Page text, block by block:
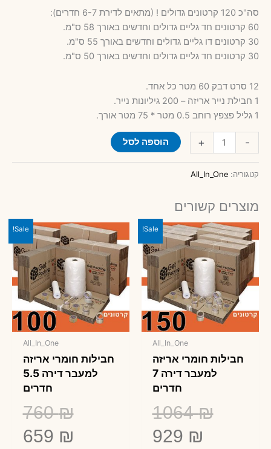
היה:
895 ₪.
הוא:
760 ₪.
סה"כ 120 קרטונים גדולים ! (מתאים לדירת 6-7 חדרים):
60 קרטונים חד גליים גדולים וחדשים באורך 58 ס"מ.
30 קרטונים דו גליים גדולים וחדשים באורך 55 ס"מ.
30 קרטונים חד גליים גדולים וחדשים באורך 50 ס"מ.
12 סרט דבק 60 מטר כל אחד.
1 חבילת נייר אריזה – 200 גיליונות נייר.
1 גליל פצפץ רוחב 0.5 מטר * 75 מטר אורך.
-
של
חומרי
למעבר
דירה
6
חדרים
+ הוספה לסל
קטגוריה: All_In_One
מוצרים קשורים
Sale!
All_In_One
חבילות חומרי אריזה
למעבר דירה 7
חדרים
1064₪
המחיר
929 ₪
Sale!
All_In_One
חבילות חומרי אריזה
למעבר דירה 5.5
חדרים
760₪
659 ₪